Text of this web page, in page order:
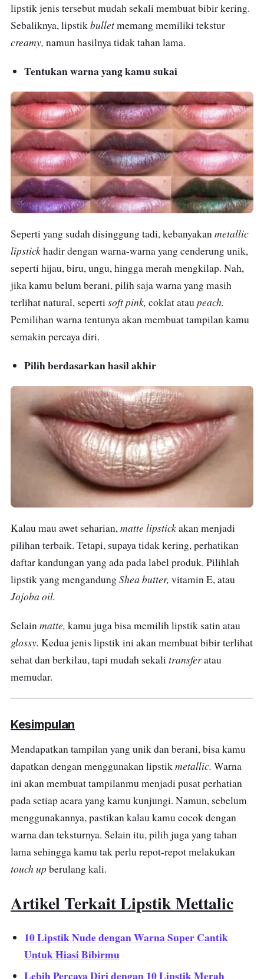
lipstik jenis tersebut mudah sekali membuat bibir kering.
Sebaliknya, lipstikbulletmemang memiliki tekstur
creamy, namun hasilnya tidak tahan lama.
Tentukanwarna yang kamu sukai
Seperti yang sudah disinggung tadi, kebanyakanmetallic
lipstickhadir dengan warna-warna yang cenderung unik,
seperti hijau, biru, ungu, hingga merah mengkilap. Nah,
jika kamu belum berani, pilih saja warna yang masih
terlihat natural, sepertisoft pink, coklat ataupeach.
Pemilihan warna tentunya akan membuat tampilan kamu
semakin percaya diri.
Pilih berdasarkan hasil akhir
Kalau mau awet seharian,matte lipstickakan menjadi
pilihan terbaik. Tetapi, supaya tidak kering, perhatikan
daftar kandungan yang ada pada label produk. Pilihlah
lipstik yang mengandungShea butter, vitamin E, atau
Jojoba oil.
Selainmatte, kamu juga bisa memilih lipstik satin atau
glossy. Kedua jenis lipstik ini akan membuat bibir terlihat
sehat dan berkilau, tapi mudah sekalitransferatau
memudar.
Kesimpulan
Mendapatkan tampilan yang unik dan berani, bisa kamu
dapatkan dengan menggunakan lipstikmetallic. Warna
ini akan membuat tampilanmu menjadi pusat perhatian
pada setiap acara yang kamu kunjungi. Namun, sebelum
menggunakannya, pastikan kalau kamu cocok dengan
warna dan teksturnya. Selain itu, pilih juga yang tahan
lama sehingga kamu tak perlu repot-repot melakukan
touch upberulang kali.
Artikel Terkait Lipstik Mettalic
10 Lipstik Nude dengan Warna Super Cantik
Untuk Hiasi Bibirmu
Lebih Percaya Diri dengan 10 Lipstik Merah